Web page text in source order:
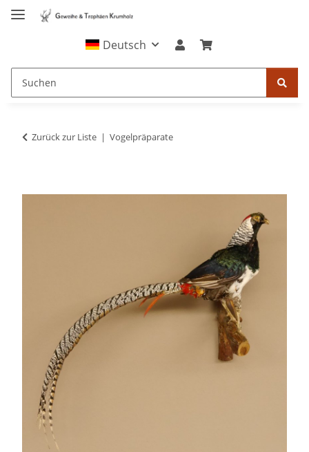
Deutsch
Zurück zur Liste Vogelpräparate